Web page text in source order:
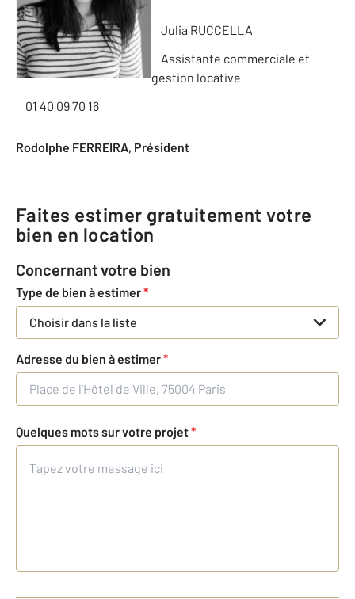
Julia RUCCELLA
Assistante commerciale et
gestion locative
01 40 09 70 16
Rodolphe FERREIRA, Président
Faites estimer gratuitement votre
bien en location
Concernant votre bien
Type de bien à estimer*
Choisir dans la liste
Adresse du bien à estimer*
Quelques mots sur votre projet*